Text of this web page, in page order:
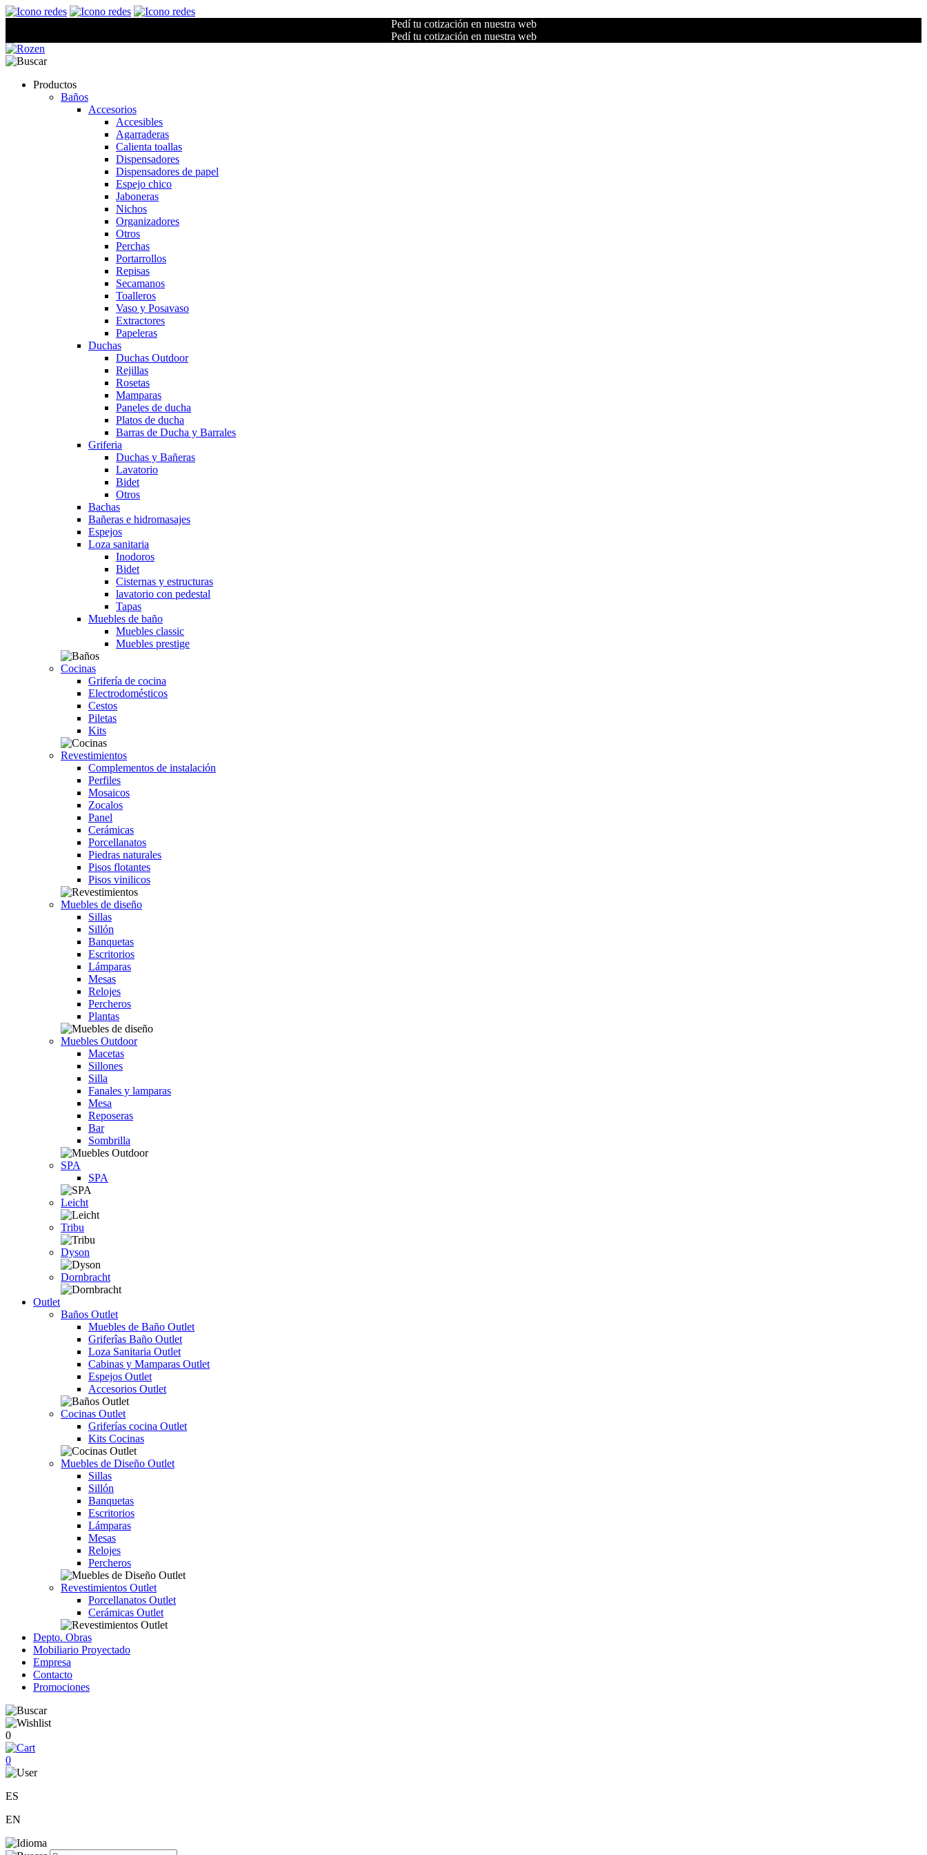
Pedí tu cotización en nuestra web
Pedí tu cotización en nuestra web
Productos
Baños
Accesorios
Accesibles
Agarraderas
Calienta toallas
Dispensadores
Dispensadores de papel
Espejo chico
Jaboneras
Nichos
Organizadores
Otros
Perchas
Portarrollos
Repisas
Secamanos
Toalleros
Vaso y Posavaso
Extractores
Papeleras
Duchas
Duchas Outdoor
Rejillas
Rosetas
Mamparas
Paneles de ducha
Platos de ducha
Barras de Ducha y Barrales
Griferia
Duchas y Bañeras
Lavatorio
Bidet
Otros
Bachas
Bañeras e hidromasajes
Espejos
Loza sanitaria
Inodoros
Bidet
Cisternas y estructuras
lavatorio con pedestal
Tapas
Muebles de baño
Muebles classic
Muebles prestige
Cocinas
Grifería de cocina
Electrodomésticos
Cestos
Piletas
Kits
Revestimientos
Complementos de instalación
Perfiles
Mosaicos
Zocalos
Panel
Cerámicas
Porcellanatos
Piedras naturales
Pisos flotantes
Pisos vinilicos
Muebles de diseño
Sillas
Sillón
Banquetas
Escritorios
Lámparas
Mesas
Relojes
Percheros
Plantas
Muebles Outdoor
Macetas
Sillones
Silla
Fanales y lamparas
Mesa
Reposeras
Bar
Sombrilla
SPA
SPA
Leicht
Tribu
Dyson
Dornbracht
Outlet
Baños Outlet
Muebles de Baño Outlet
Griferîas Baño Outlet
Loza Sanitaria Outlet
Cabinas y Mamparas Outlet
Espejos Outlet
Accesorios Outlet
Cocinas Outlet
Griferías cocina Outlet
Kits Cocinas
Muebles de Diseño Outlet
Sillas
Sillón
Banquetas
Escritorios
Lámparas
Mesas
Relojes
Percheros
Revestimientos Outlet
Porcellanatos Outlet
Cerámicas Outlet
Depto. Obras
Mobiliario Proyectado
Empresa
Contacto
Promociones
0
0
ES
EN